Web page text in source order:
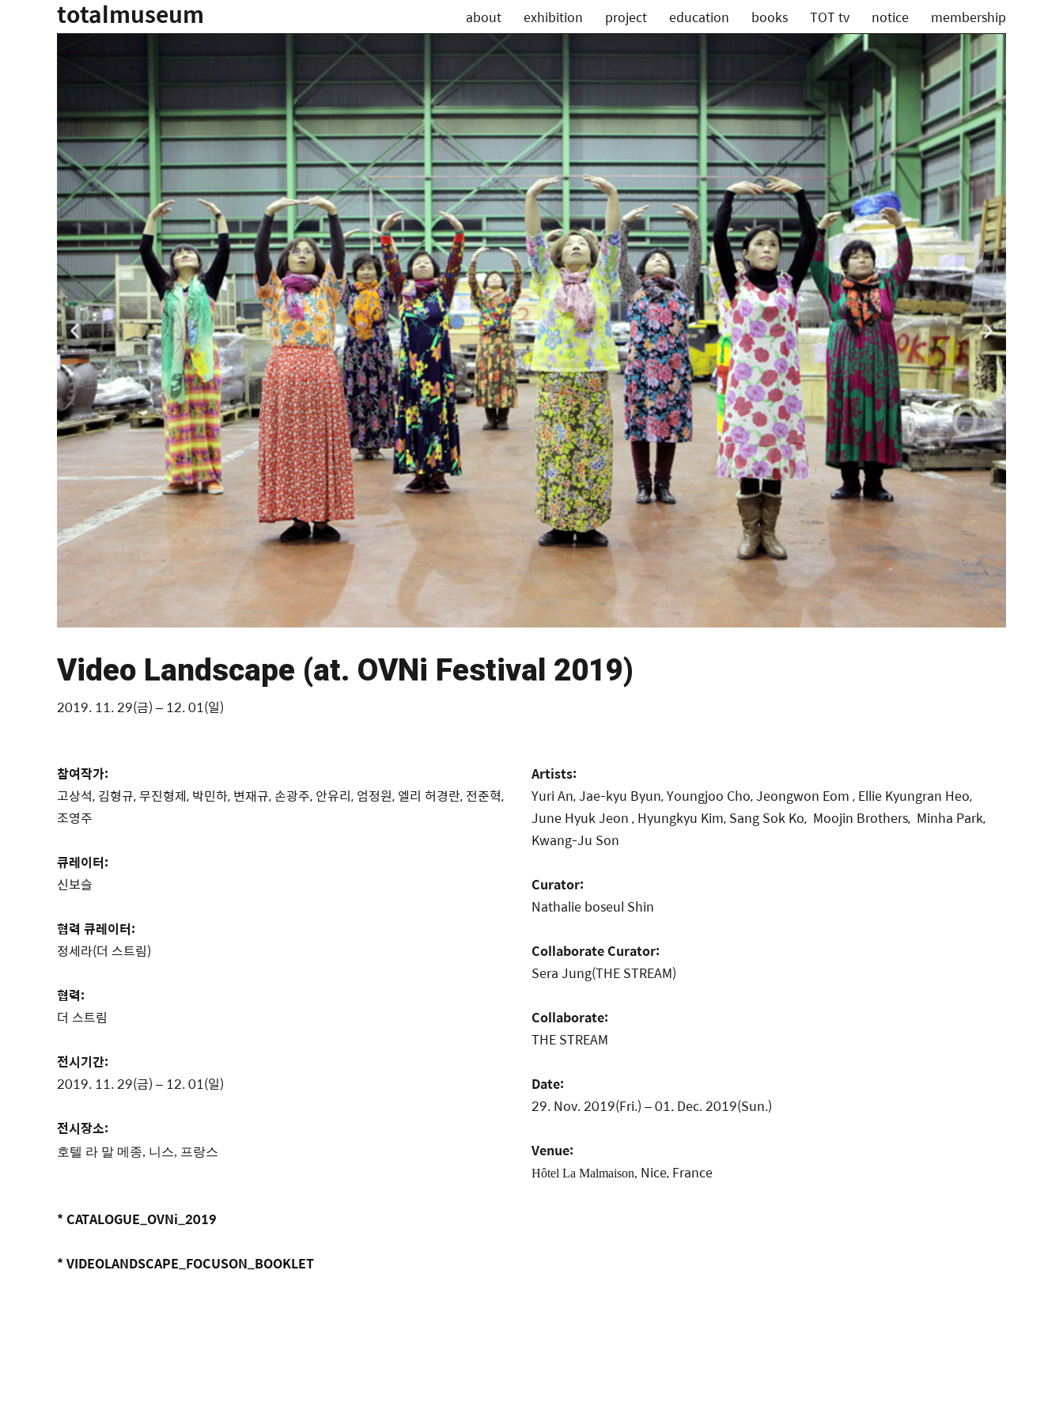
totalmuseum about exhibition project education books TOT tv notice membership
Video Landscape (at. OVNi Festival 2019)
2019. 11. 29(금) – 12. 01(일)
참여작가:
고상석, 김형규, 무진형제, 박민하, 변재규, 손광주, 안유리, 엄정원, 엘리 허경란, 전준혁,
조영주
큐레이터:
신보슬
협력 큐레이터:
정세라(더 스트림)
협력:
더 스트림
전시기간:
2019. 11. 29(금) – 12. 01(일)
전시장소:
호텔 라 말 메종, 니스, 프랑스
* CATALOGUE_OVNi_2019
* VIDEOLANDSCAPE_FOCUSON_BOOKLET
Artists:
Yuri An, Jae-kyu Byun, Youngjoo Cho, Jeongwon Eom , Ellie Kyungran Heo,
June Hyuk Jeon , Hyungkyu Kim, Sang Sok Ko, Moojin Brothers, Minha Park,
Kwang-Ju Son
Curator:
Nathalie boseul Shin
Collaborate Curator:
Sera Jung(THE STREAM)
Collaborate:
THE STREAM
Date:
29. Nov. 2019(Fri.) – 01. Dec. 2019(Sun.)
Venue:
Hôtel La Malmaison, Nice, France